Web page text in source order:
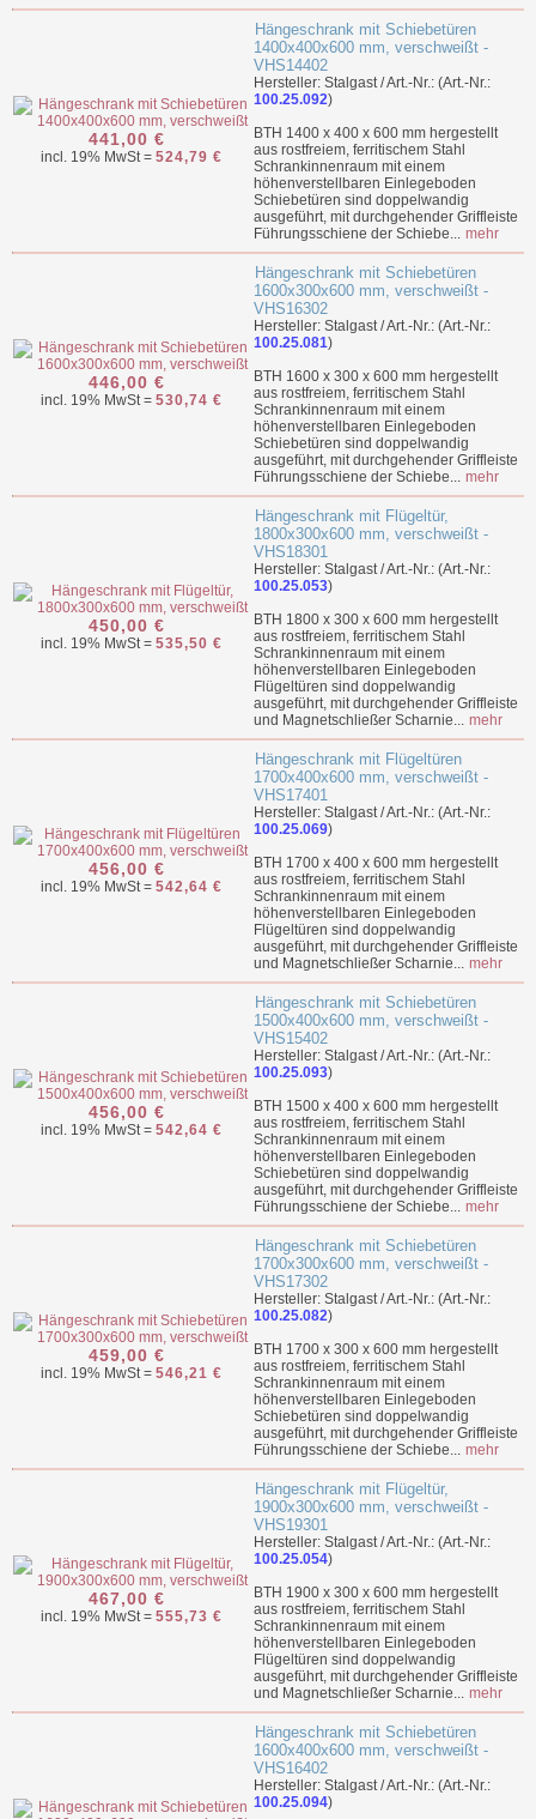
441,00 €
incl. 19% MwSt = 524,79 €
Hängeschrank mit Schiebetüren
1400x400x600 mm, verschweißt -
VHS14402
Hersteller: Stalgast / Art.-Nr.: (Art.-Nr.:
100.25.092)
BTH 1400 x 400 x 600 mm hergestellt
aus rostfreiem, ferritischem Stahl
Schrankinnenraum mit einem
höhenverstellbaren Einlegeboden
Schiebetüren sind doppelwandig
ausgeführt, mit durchgehender Griffleiste
Führungsschiene der Schiebe... mehr
446,00 €
incl. 19% MwSt = 530,74 €
Hängeschrank mit Schiebetüren
1600x300x600 mm, verschweißt -
VHS16302
Hersteller: Stalgast / Art.-Nr.: (Art.-Nr.:
100.25.081)
BTH 1600 x 300 x 600 mm hergestellt
aus rostfreiem, ferritischem Stahl
Schrankinnenraum mit einem
höhenverstellbaren Einlegeboden
Schiebetüren sind doppelwandig
ausgeführt, mit durchgehender Griffleiste
Führungsschiene der Schiebe... mehr
450,00 €
incl. 19% MwSt = 535,50 €
Hängeschrank mit Flügeltür,
1800x300x600 mm, verschweißt -
VHS18301
Hersteller: Stalgast / Art.-Nr.: (Art.-Nr.:
100.25.053)
BTH 1800 x 300 x 600 mm hergestellt
aus rostfreiem, ferritischem Stahl
Schrankinnenraum mit einem
höhenverstellbaren Einlegeboden
Flügeltüren sind doppelwandig
ausgeführt, mit durchgehender Griffleiste
und Magnetschließer Scharnie... mehr
456,00 €
incl. 19% MwSt = 542,64 €
Hängeschrank mit Flügeltüren
1700x400x600 mm, verschweißt -
VHS17401
Hersteller: Stalgast / Art.-Nr.: (Art.-Nr.:
100.25.069)
BTH 1700 x 400 x 600 mm hergestellt
aus rostfreiem, ferritischem Stahl
Schrankinnenraum mit einem
höhenverstellbaren Einlegeboden
Flügeltüren sind doppelwandig
ausgeführt, mit durchgehender Griffleiste
und Magnetschließer Scharnie... mehr
456,00 €
incl. 19% MwSt = 542,64 €
Hängeschrank mit Schiebetüren
1500x400x600 mm, verschweißt -
VHS15402
Hersteller: Stalgast / Art.-Nr.: (Art.-Nr.:
100.25.093)
BTH 1500 x 400 x 600 mm hergestellt
aus rostfreiem, ferritischem Stahl
Schrankinnenraum mit einem
höhenverstellbaren Einlegeboden
Schiebetüren sind doppelwandig
ausgeführt, mit durchgehender Griffleiste
Führungsschiene der Schiebe... mehr
459,00 €
incl. 19% MwSt = 546,21 €
Hängeschrank mit Schiebetüren
1700x300x600 mm, verschweißt -
VHS17302
Hersteller: Stalgast / Art.-Nr.: (Art.-Nr.:
100.25.082)
BTH 1700 x 300 x 600 mm hergestellt
aus rostfreiem, ferritischem Stahl
Schrankinnenraum mit einem
höhenverstellbaren Einlegeboden
Schiebetüren sind doppelwandig
ausgeführt, mit durchgehender Griffleiste
Führungsschiene der Schiebe... mehr
467,00 €
incl. 19% MwSt = 555,73 €
Hängeschrank mit Flügeltür,
1900x300x600 mm, verschweißt -
VHS19301
Hersteller: Stalgast / Art.-Nr.: (Art.-Nr.:
100.25.054)
BTH 1900 x 300 x 600 mm hergestellt
aus rostfreiem, ferritischem Stahl
Schrankinnenraum mit einem
höhenverstellbaren Einlegeboden
Flügeltüren sind doppelwandig
ausgeführt, mit durchgehender Griffleiste
und Magnetschließer Scharnie... mehr
Hängeschrank mit Schiebetüren
1600x400x600 mm, verschweißt -
VHS16402
Hersteller: Stalgast / Art.-Nr.: (Art.-Nr.:
100.25.094)